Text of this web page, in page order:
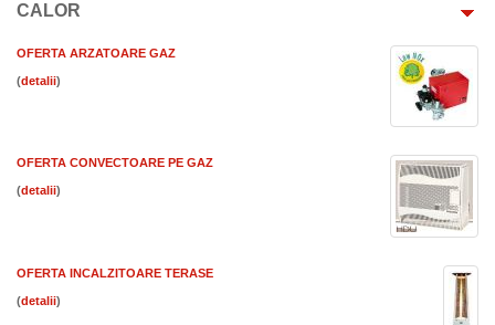
CALOR
OFERTA ARZATOARE GAZ
( )
OFERTA CONVECTOARE PE GAZ
( )
OFERTA INCALZITOARE TERASE
( )